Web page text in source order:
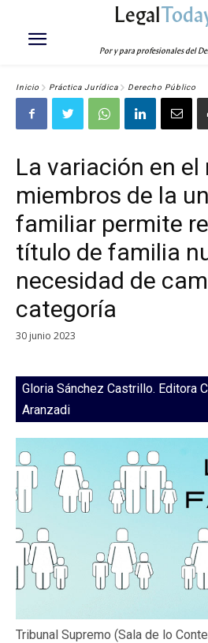
Legal
Por y para profesionales del
Inicio Práctica Jurídica Derecho Público
La variación en el
miembros de la
familiar permite
título de familia
necesidad de
categoría
30 junio 2023
Gloria Sánchez Castrillo. Editora
Aranzadi
Tribunal Supremo (Sala de lo